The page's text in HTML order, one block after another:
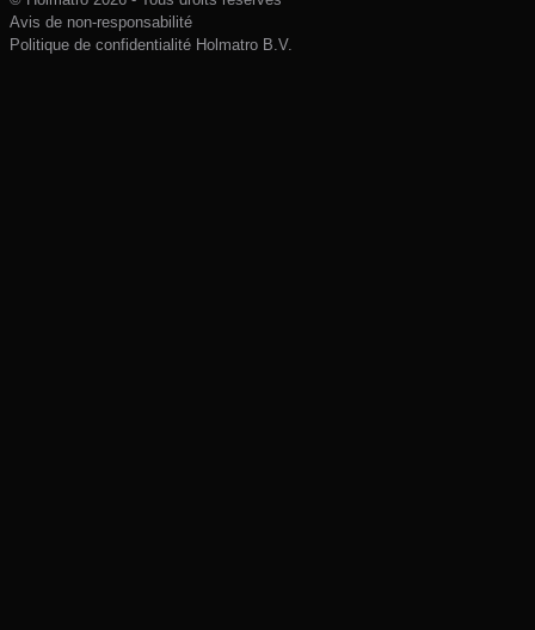
Avis de non-responsabilité
Politique de confidentialité Holmatro B.V.